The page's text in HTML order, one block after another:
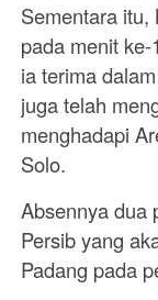
Sementara itu,
pada menit
ia terima
juga telah
menghadapi
Solo.
Absennya dua
Persib yang
Padang pada